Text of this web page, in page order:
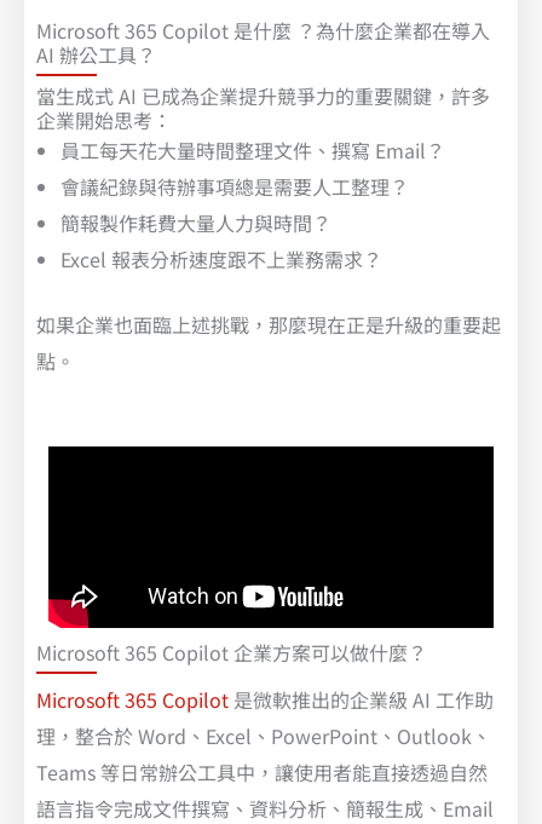
Microsoft 365 Copilot 是什麼 ？為什麼企業都在導入
AI 辦公工具？
當生成式 AI 已成為企業提升競爭力的重要關鍵，許多
企業開始思考：
員工每天花大量時間整理文件、撰寫 Email？
會議紀錄與待辦事項總是需要人工整理？
簡報製作耗費大量人力與時間？
Excel 報表分析速度跟不上業務需求？
如果企業也面臨上述挑戰，那麼現在正是升級的重要起
點。
Microsoft 365 Copilot 企業方案可以做什麼？
Microsoft 365 Copilot 是微軟推出的企業級 AI 工作助
理，整合於 Word、Excel、PowerPoint、Outlook、
Teams 等日常辦公工具中，讓使用者能直接透過自然
語言指令完成文件撰寫、資料分析、簡報生成、Email